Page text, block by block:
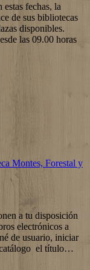
fechas, la
de sus bibliotecas
disponibles.
las 09.00 horas
Montes, Forestal y
a tu disposición
electrónicos a
de usuario, iniciar
catálogo el título…